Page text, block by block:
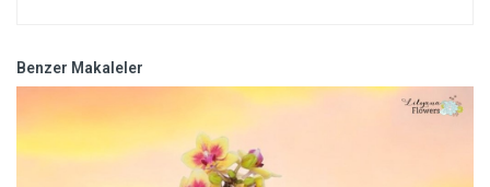
Benzer Makaleler